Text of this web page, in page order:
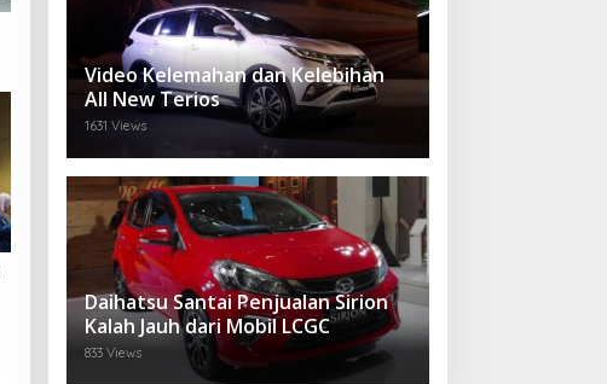
Video Kelemahan dan Kelebihan
All New Terios
1631 Views
Daihatsu Santai Penjualan Sirion
Kalah Jauh dari Mobil LCGC
833 Views